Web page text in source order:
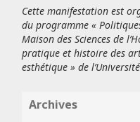
Cette manifestation est
du programme «
Maison des Sciences de
pratique et histoire des
esthétique » de
Archives